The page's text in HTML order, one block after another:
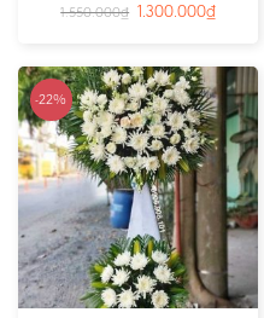
1.550.000₫ 1.300.000₫
-22%